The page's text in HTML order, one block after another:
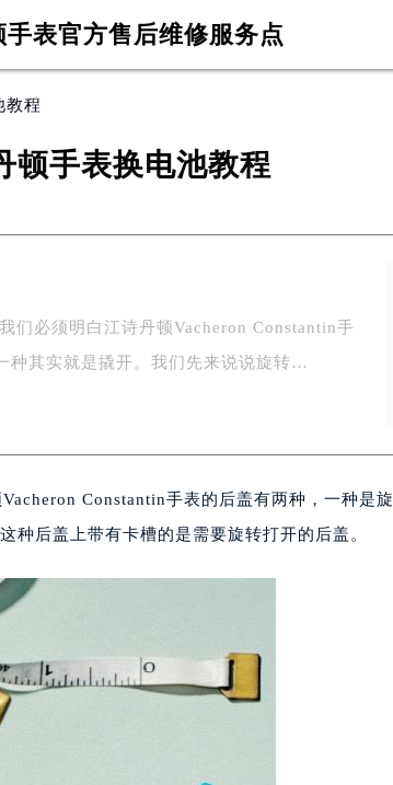
手表官方售后维修服务点
教程
顿手表换电池教程
们必须明白江诗丹顿Vacheron Constantin手
种其实就是撬开。我们先来说说旋转…
Constantin手表的后盖有两种，一种是旋
种后盖上带有卡槽的是需要旋转打开的后盖。